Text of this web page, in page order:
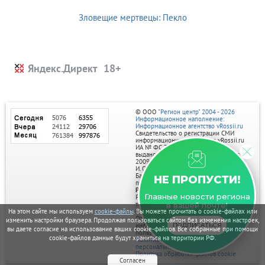
На этом сайте мы используем cookie-файлы. Вы можете прочитать о cookie-файлах или
изменить настройки браузера. Продолжая пользоваться сайтом без изменения настроек,
вы даете согласие на использование ваших cookie-файлов. Все собранные при помощи
cookie-файлов данные будут храниться на территории РФ.
Согласен
Зловещие мертвецы: Пекло
Яндекс.Директ
НЕ ПРОПУСТИ!
Главные новости региона
в вашей почте!
ПОДПИСАТЬСЯ
© ООО "Регион центр" 2004 - 2026
Информационное наполнение:
Информационное агентство vRossii.ru
Свидетельство о регистрации СМИ
информационного агентства vRossii.ru
ИА № ФС 77‑35502
выдано РОСКОМНАДЗОРом 04 марта
2009г.
И. О. Главного редактора Нарыков А. Н.
Баннеры на портале размещаются на
правах рекламы.
Реклама на портале:
Рекламное агентство "Умный маркетинг"
тел. 7-910-267-70-40,
email: umnyy.marketing@yandex.ru
Отдельные публикации могут содержать
информацию, не предназначенную для
пользователей до 18 лет.
Политика в отношении обработки
персональных данных
Политика обработки файлов cookie